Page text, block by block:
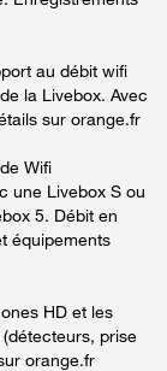
au débit wifi
la Livebox. Avec
sur orange.fr
Wifi
une Livebox S ou
5. Débit en
équipements
HD et les
prise
orange.fr